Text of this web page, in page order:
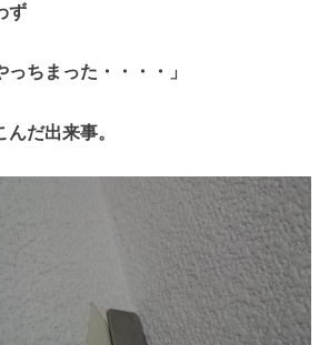
ず
っちまった・・・・」
だ出来事。